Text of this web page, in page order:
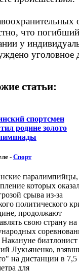
что
у
уголовное
статьи:
спортсмен
родине золото
-Спорт
паралимпийцы,
которых
срыва из-за
политического
продолжают
свою страну на
биатлонист
Лукьяненко,
на дистанции в 7,5
для